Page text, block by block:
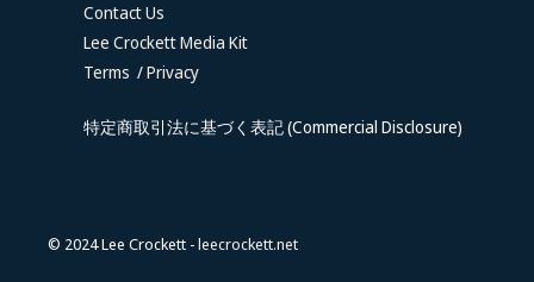
Contact Us
Lee Crockett Media Kit
Terms /Privacy
特定商取引法に基づく表記 (Commercial Disclosure)
© 2024 Lee Crockett -leecrockett.net